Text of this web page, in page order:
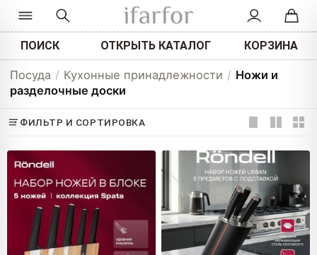
ПОИСК ОТКРЫТЬ КАТАЛОГ КОРЗИНА
Посуда / Кухонные принадлежности / Ножи и
разделочные доски
ФИЛЬТР И СОРТИРОВКА